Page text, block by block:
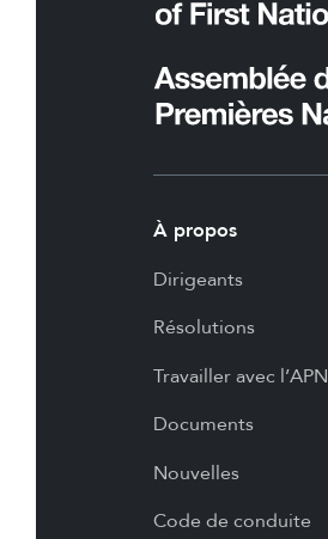
À propos
Dirigeants
Résolutions
Travailler avec l’APN
Documents
Nouvelles
Code de conduite